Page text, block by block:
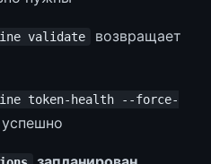
validate
возвращает
token-health --force-